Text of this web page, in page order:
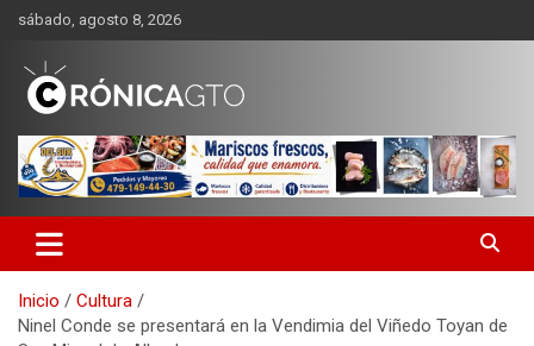
Saltar
contenido
sábado, agosto 8, 2026
CRONICA GUANAJUATO
Inicio
Cultura
Ninel Conde se presentará en la Vendimia del Viñedo Toyan de